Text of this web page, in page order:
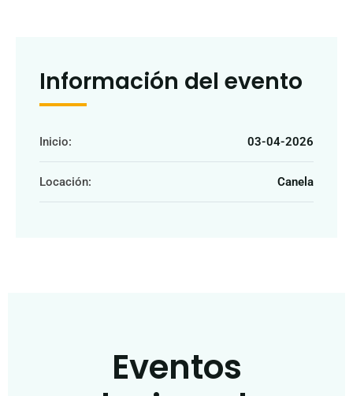
Información del evento
Inicio: 03-04-2026
Locación: Canela
Eventos